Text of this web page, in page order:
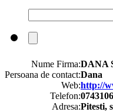
Nume Firma:DANA
Persoana de contact:Dana
Web:http://
Telefon:
Adresa:Pitesti,